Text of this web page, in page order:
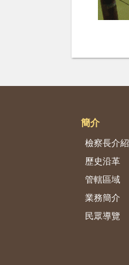
簡介
檢察長介紹
歷史沿革
管轄區域
業務簡介
民眾導覽